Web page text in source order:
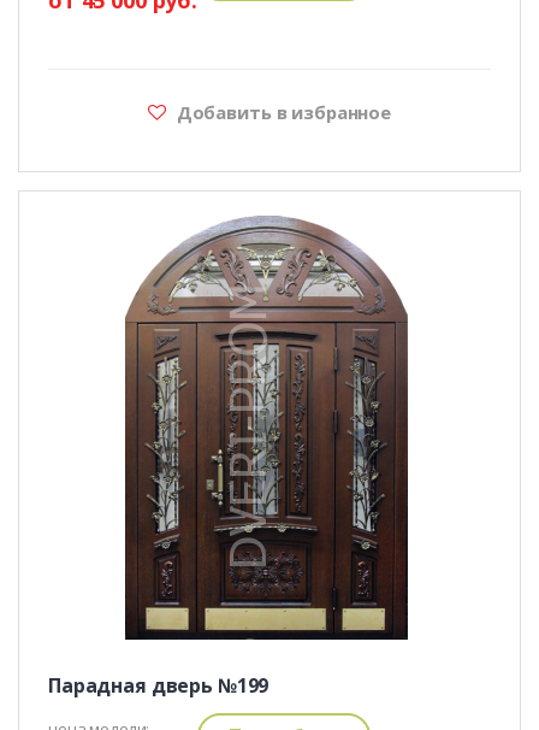
Добавить в избранное
Парадная дверь №199